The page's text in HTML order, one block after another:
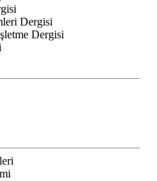
Dergisi
Dergisi